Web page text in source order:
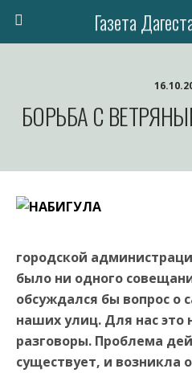
Газета
БОРЬБА С
городской
было ни одного
обсуждался бы вопрос о
наших улиц. Для нас это
разговоры. Проблема
существует, и возникла